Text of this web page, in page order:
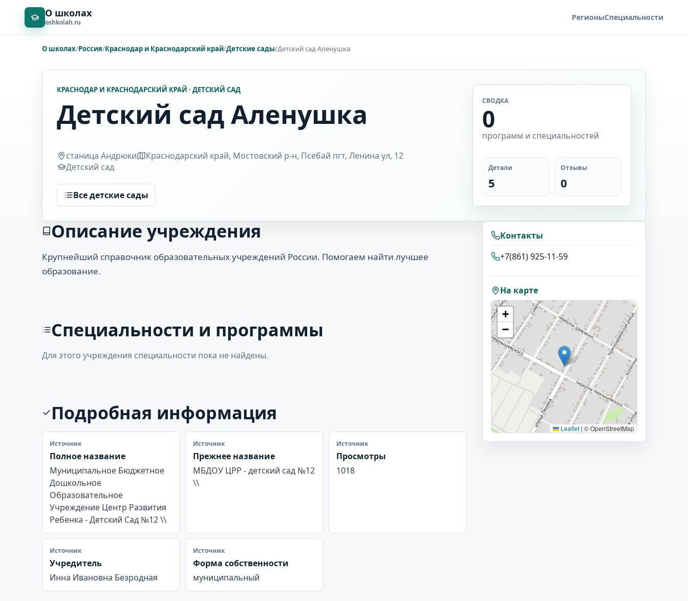
О школах
oshkolah.ru РегионыСпециальности
О школах/Россия/Краснодар и Краснодарский край/Детские сады/Детский сад Аленушка
КРАСНОДАР И КРАСНОДАРСКИЙ КРАЙ · ДЕТСКИЙ САД
Детский сад Аленушка
станица Андрюки
Краснодарский край, Мостовский р-н, Псебай пгт, Ленина ул, 12
Детский сад
Все детские сады
СВОДКА
0
программ и специальностей
Детали
5
Отзывы
0
Описание учреждения
Крупнейший справочник образовательных учреждений России. Помогаем найти лучшее
образование.
Специальности и программы
Для этого учреждения специальности пока не найдены.
Подробная информация
Источник
Полное название
Муниципальное Бюджетное
Дошкольное
Образовательное
Учреждение Центр Развития
Ребенка - Детский Сад №12 \\
Источник
Прежнее название
МБДОУ ЦРР - детский сад №12
\\
Источник
Просмотры
1018
Источник
Учредитель
Инна Ивановна Безродная
Источник
Форма собственности
муниципальный
Контакты
+7(861) 925-11-59
На карте
+
−
Leaflet | © OpenStreetMap